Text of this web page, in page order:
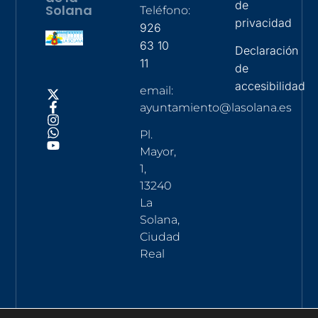
Solana Teléfono:
926
63 10
11
email:
ayuntamiento@lasolana.es
Pl.
Mayor,
1,
13240
La
Solana,
Ciudad
Real
de
privacidad
Declaración
de
accesibilidad